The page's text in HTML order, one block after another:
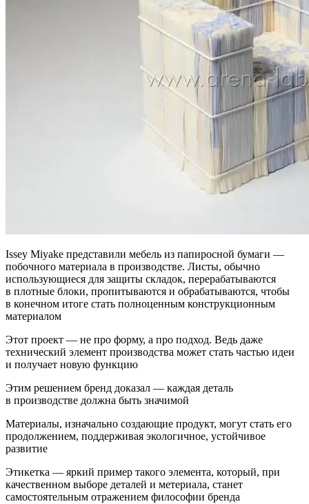
Issey Miyake представили мебель из папиросной бумаги —
побочного материала в производстве. Листы, обычно
использующиеся для защиты складок, перерабатываются
в плотные блоки, пропитываются и обрабатываются, чтобы
в конечном итоге стать полноценным конструкционным
материалом
Этот проект — не про форму, а про подход. Ведь даже
технический элемент производства может стать частью идеи
и получает новую функцию
Этим решением бренд доказал — каждая деталь
в производстве должна быть значимой
Материалы, изначально создающие продукт, могут стать его
продолжением, поддерживая экологичное, устойчивое
развитие
Этикетка — яркий пример такого элемента, который, при
качественном выборе деталей и метериала, станет
самостоятельным отражением философии бренда